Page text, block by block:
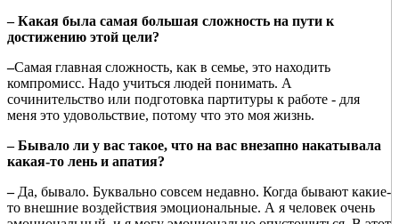
– Какая была самая большая сложность на пути к
достижению этой цели?
–Самая главная сложность, как в семье, это находить
компромисс. Надо учиться людей понимать. А
сочинительство или подготовка партитуры к работе - для
меня это удовольствие, потому что это моя жизнь.
– Бывало ли у вас такое, что на вас внезапно накатывала
какая-то лень и апатия?
– Да, бывало. Буквально совсем недавно. Когда бывают какие-
то внешние воздействия эмоциональные. А я человек очень